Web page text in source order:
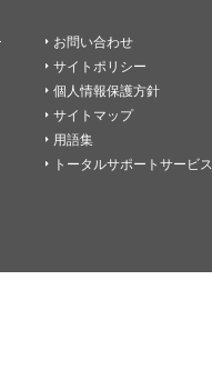
お問い合わせ
サイトポリシー
個人情報保護方針
サイトマップ
用語集
トータルサポートサービス